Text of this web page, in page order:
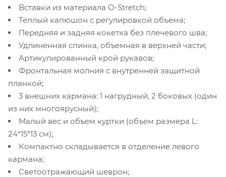
Вставки из материала O-Stretch;
Теплый капюшон с регулировкой объема;
Передняя и задняя кокетка без плечевого шва;
Удлиненная спинка, объемная в верхней части;
Артикулированный крой рукавов;
Фронтальная молния с внутренней защитной
планкой;
3 внешних кармана: 1 нагрудный, 2 боковых (один
из них многоярусный);
Малый вес и объем куртки (объем размера L:
24*15*13 см);
Компактно складывается в отделение левого
кармана;
Светоотражающий шеврон;